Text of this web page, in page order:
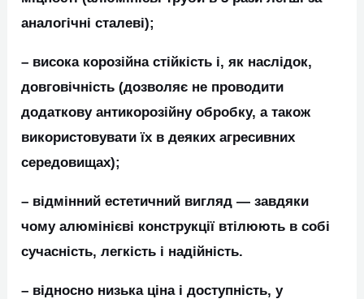
аналогічні сталеві);
– висока корозійна стійкість і, як наслідок,
довговічність (дозволяє не проводити
додаткову антикорозійну обробку, а також
використовувати їх в деяких агресивних
середовищах);
– відмінний естетичний вигляд ― завдяки
чому алюмінієві конструкції втілюють в собі
сучасність, легкість і надійність.
– відносно низька ціна і доступність, у